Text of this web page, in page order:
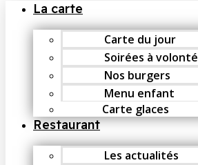
La carte
Carte du jour
Soirées à volonté
Nos burgers
Menu enfant
Carte glaces
Restaurant
Les actualités